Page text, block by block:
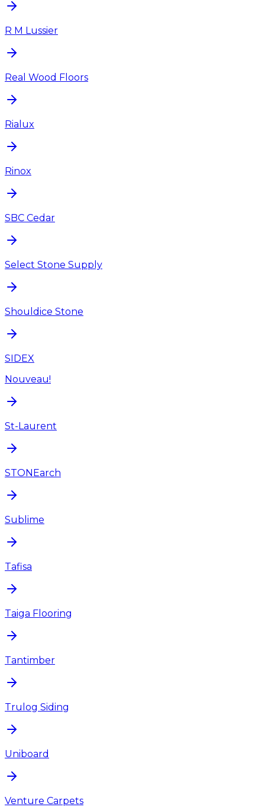
R M Lussier
Real Wood Floors
Rialux
Rinox
SBC Cedar
Select Stone Supply
Shouldice Stone
SIDEX
Nouveau!
St-Laurent
STONEarch
Sublime
Tafisa
Taiga Flooring
Tantimber
Trulog Siding
Uniboard
Venture Carpets